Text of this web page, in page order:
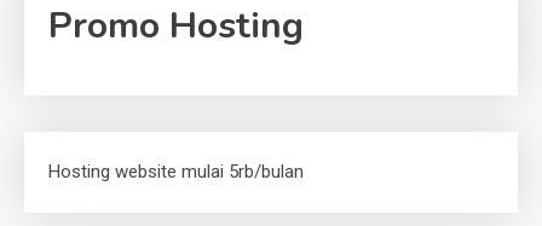
Promo Hosting
Hosting website mulai 5rb/bulan